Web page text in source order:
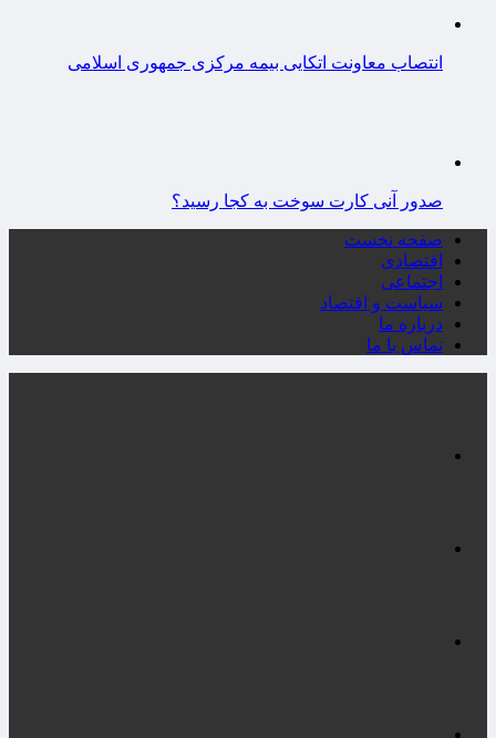
انتصاب معاونت اتکایی بیمه مرکزی جمهوری اسلامی
صدور آنی کارت سوخت به کجا رسید؟
صفحه نخست
اقتصادی
اجتماعی
سیاست و اقتصاد
درباره ما
تماس با ما